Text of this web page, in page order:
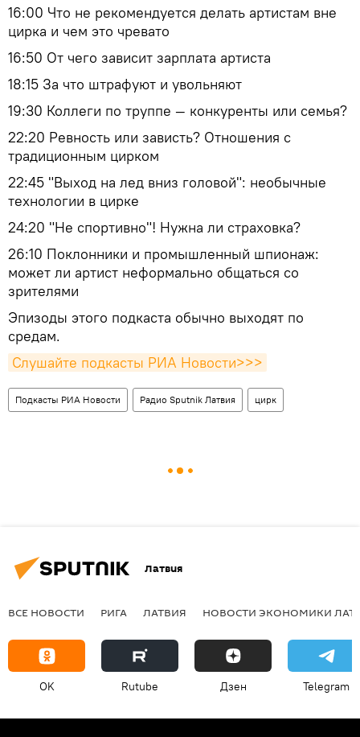
16:00 Что не рекомендуется делать артистам вне
цирка и чем это чревато
16:50 От чего зависит зарплата артиста
18:15 За что штрафуют и увольняют
19:30 Коллеги по труппе — конкуренты или семья?
22:20 Ревность или зависть? Отношения с
традиционным цирком
22:45 "Выход на лед вниз головой": необычные
технологии в цирке
24:20 "Не спортивно"! Нужна ли страховка?
26:10 Поклонники и промышленный шпионаж:
может ли артист неформально общаться со
зрителями
Эпизоды этого подкаста обычно выходят по
средам.
Слушайте подкасты РИА Новости>>>
Подкасты РИА Новости Радио Sputnik Латвия цирк
Латвия
ВСЕ НОВОСТИ РИГА ЛАТВИЯ НОВОСТИ ЭКОНОМИКИ
OK Rutube Дзен Telegram